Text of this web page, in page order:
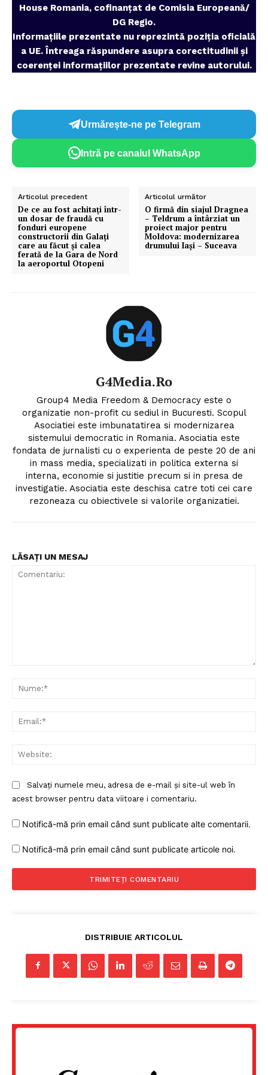
House Romania, cofinanțat de Comisia Europeană/
DG Regio.
Informațiile prezentate nu reprezintă poziția oficială
a UE. Întreaga răspundere asupra corectitudinii și
coerenței informațiilor prezentate revine autorului.
Urmărește-ne pe Telegram
Intră pe canalul WhatsApp
Articolul precedent
De ce au fost achitați într-
un dosar de fraudă cu
fonduri europene
constructorii din Galați
care au făcut și calea
ferată de la Gara de Nord
la aeroportul Otopeni
Articolul următor
O firmă din siajul Dragnea
– Teldrum a întârziat un
proiect major pentru
Moldova: modernizarea
drumului Iași – Suceava
G4Media.ro
Group4 Media Freedom & Democracy este o
organizatie non-profit cu sediul in Bucuresti. Scopul
Asociatiei este imbunatatirea si modernizarea
sistemului democratic in Romania. Asociatia este
fondata de jurnalisti cu o experienta de peste 20 de ani
in mass media, specializati in politica externa si
interna, economie si justitie precum si in presa de
investigatie. Asociatia este deschisa catre toti cei care
rezoneaza cu obiectivele si valorile organizatiei.
LĂSAȚI UN MESAJ
Salvați numele meu, adresa de e-mail și site-ul web în
acest browser pentru data viitoare i comentariu.
Notifică-mă prin email când sunt publicate alte comentarii.
Notifică-mă prin email când sunt publicate articole noi.
DISTRIBUIE ARTICOLUL